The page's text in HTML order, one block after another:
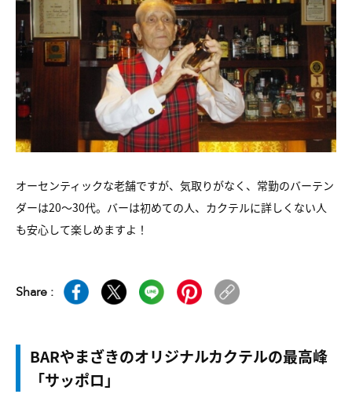
オーセンティックな老舗ですが、気取りがなく、常勤のバーテン
ダーは20～30代。バーは初めての人、カクテルに詳しくない人
も安心して楽しめますよ！
Share :
BARやまざきのオリジナルカクテルの最高峰
「サッポロ」